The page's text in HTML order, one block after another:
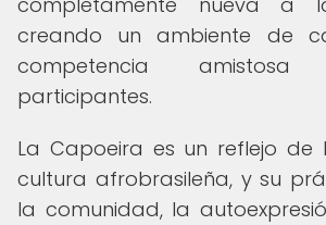
creando un ambiente de
competencia
participantes.
La Capoeira es un reflejo de
cultura afrobrasileña, y su
la comunidad, la